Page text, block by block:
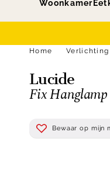
Woonkamer
Home
Verlichting
Lucide
Fix Hanglamp
Bewaar op mijn